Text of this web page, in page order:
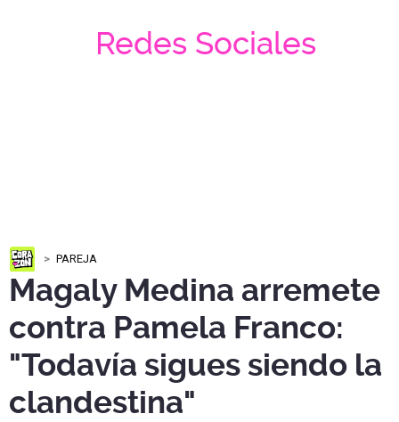
Redes Sociales
PAREJA
Magaly Medina arremete
contra Pamela Franco:
"Todavía sigues siendo la
clandestina"